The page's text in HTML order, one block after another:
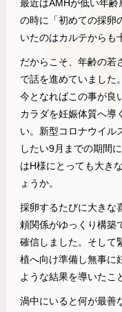
最近はAMHが低い年
の時に「初めての採卵
いたのはカルテからも
だからこそ、年齢の若
で話を進めていました
今となればこの事が良
カラダを妊娠体質へ導
い。新型コロナウイル
したい9月までの期間
はH様にとっても大き
ょうか。
採卵するたびに大きな
頼関係がゆっくり構築
確信しました。そして
植へ向け準備し無事に
ような結果を導いたこ
渦中にいると何が最善